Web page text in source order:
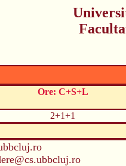
Ore: C+S+L
2+1+1